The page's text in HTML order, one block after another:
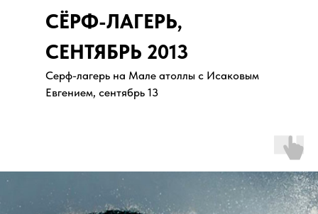
СЁРФ-ЛАГЕРЬ,
СЕНТЯБРЬ 2013
Серф-лагерь на Мале атоллы с Исаковым
Евгением, сентябрь 13